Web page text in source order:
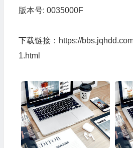
版本号: 0035000F
下载链接： https://
1.html